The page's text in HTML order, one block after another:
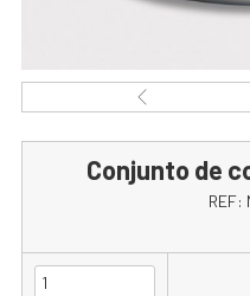
Conjunto de
REF: